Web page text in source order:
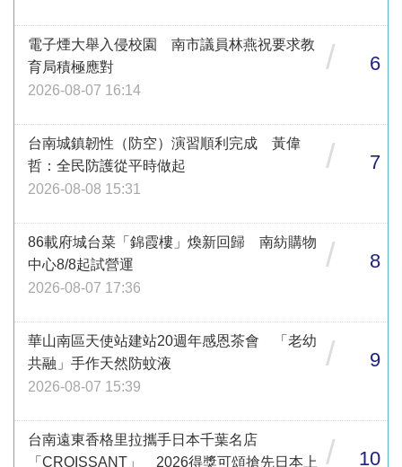
電子煙大舉入侵校園 南市議員林燕祝要求教
育局積極應對
2026-08-07 16:14
/ 6
台南城鎮韌性（防空）演習順利完成 黃偉
哲：全民防護從平時做起
2026-08-08 15:31
/ 7
86載府城台菜「錦霞樓」煥新回歸 南紡購物
中心8/8起試營運
2026-08-07 17:36
/ 8
華山南區天使站建站20週年感恩茶會 「老幼
共融」手作天然防蚊液
2026-08-07 15:39
/ 9
台南遠東香格里拉攜手日本千葉名店
「CROISSANT」 2026得獎可頌搶先日本上
/ 10